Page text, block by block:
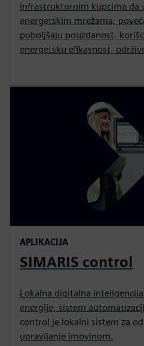
infrastrukturnim kupcima da
energetskim mrežama,
poboljšaju pouzdanost,
energetsku efikasnost,
APLIKACIJA
SIMARIS control
Lokalna digitalna
energije, sistem
control je lokalni sistem za
upravljanje imovinom.